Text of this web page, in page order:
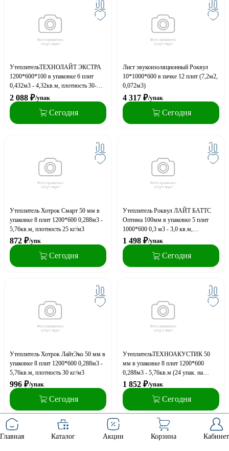
УтеплительТЕХНОЛАЙТ ЭКСТРА
1200*600*100 в упаковке 6 плит
0,432м3 - 4,32кв.м, плотность 30-
38кг/м3, 16 упак на поддоне
2 088 ₽/упак
Сегодня
Лист звукоизоляционный Роквул
10*1000*600 в пачке 12 плит (7,2м2,
0,072м3)
4 317 ₽/упак
Сегодня
Утеплитель Хотрок Смарт 50 мм в
упаковке 8 плит 1200*600 0,288м3 -
5,76кв.м, плотность 25 кг/м3
872 ₽/упк
Сегодня
Утеплитель Роквул ЛАЙТ БАТТС
Оптима 100мм в упаковке 5 плит
1000*600 0,3 м3 - 3,0 кв.м,
плотность 32 кг/м3 (20уп.на поддоне)
1 498 ₽/упак
Сегодня
Утеплитель Хотрок ЛайтЭко 50 мм в
упаковке 8 плит 1200*600 0,288м3 -
5,76кв.м, плотность 30 кг/м3
996 ₽/упак
Сегодня
УтеплительТЕХНОАКУСТИК 50
мм в упаковке 8 плит 1200*600
0,288м3 - 5,76кв.м (24 упак. на
паллете) 38-45 кг/м3
1 852 ₽/упак
Сегодня
Главная Каталог Акции Корзина Кабинет